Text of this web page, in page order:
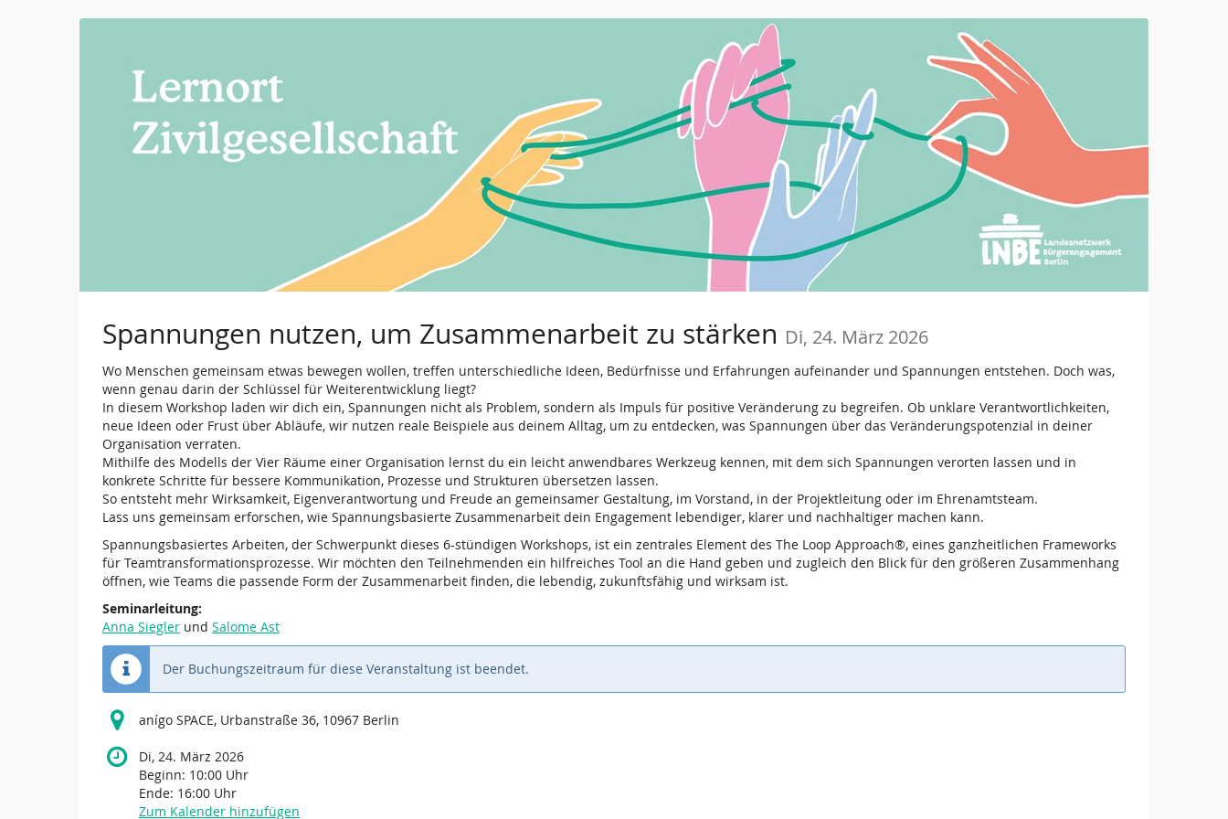
Spannungen nutzen, um Zusammenarbeit zu stärken Di, 24. März 2026
Wo Menschen gemeinsam etwas bewegen wollen, treffen unterschiedliche Ideen, Bedürfnisse und Erfahrungen aufeinander und Spannungen entstehen. Doch was,
wenn genau darin der Schlüssel für Weiterentwicklung liegt?
In diesem Workshop laden wir dich ein, Spannungen nicht als Problem, sondern als Impuls für positive Veränderung zu begreifen. Ob unklare Verantwortlichkeiten,
neue Ideen oder Frust über Abläufe, wir nutzen reale Beispiele aus deinem Alltag, um zu entdecken, was Spannungen über das Veränderungspotenzial in deiner
Organisation verraten.
Mithilfe des Modells der Vier Räume einer Organisation lernst du ein leicht anwendbares Werkzeug kennen, mit dem sich Spannungen verorten lassen und in
konkrete Schritte für bessere Kommunikation, Prozesse und Strukturen übersetzen lassen.
So entsteht mehr Wirksamkeit, Eigenverantwortung und Freude an gemeinsamer Gestaltung, im Vorstand, in der Projektleitung oder im Ehrenamtsteam.
Lass uns gemeinsam erforschen, wie Spannungsbasierte Zusammenarbeit dein Engagement lebendiger, klarer und nachhaltiger machen kann.
Spannungsbasiertes Arbeiten, der Schwerpunkt dieses 6-stündigen Workshops, ist ein zentrales Element des The Loop Approach®, eines ganzheitlichen Frameworks
für Teamtransformationsprozesse. Wir möchten den Teilnehmenden ein hilfreiches Tool an die Hand geben und zugleich den Blick für den größeren Zusammenhang
öffnen, wie Teams die passende Form der Zusammenarbeit finden, die lebendig, zukunftsfähig und wirksam ist.
Seminarleitung:
Anna Siegler und Salome Ast
Der Buchungszeitraum für diese Veranstaltung ist beendet.
anígo SPACE, Urbanstraße 36, 10967 Berlin
Di, 24. März 2026
Beginn: 10:00 Uhr
Ende: 16:00 Uhr
Zum Kalender hinzufügen